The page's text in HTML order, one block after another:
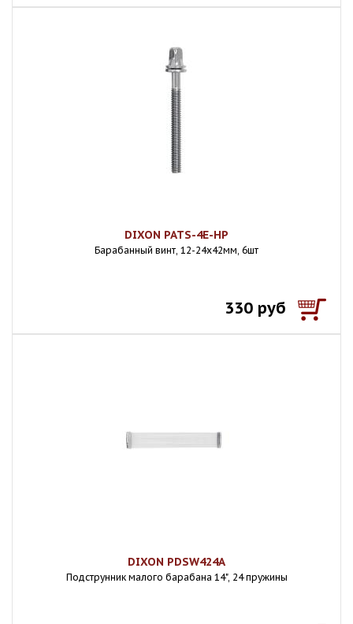
DIXON PATS-4E-HP
Барабанный винт, 12-24х42мм, 6шт
330 руб
DIXON PDSW424A
Подструнник малого барабана 14", 24 пружины